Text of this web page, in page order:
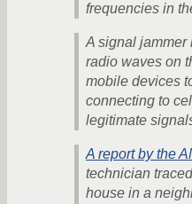
frequencies in
A signal jammer
radio waves on
mobile devices
connecting to
legitimate
A report by the
technician
house in a